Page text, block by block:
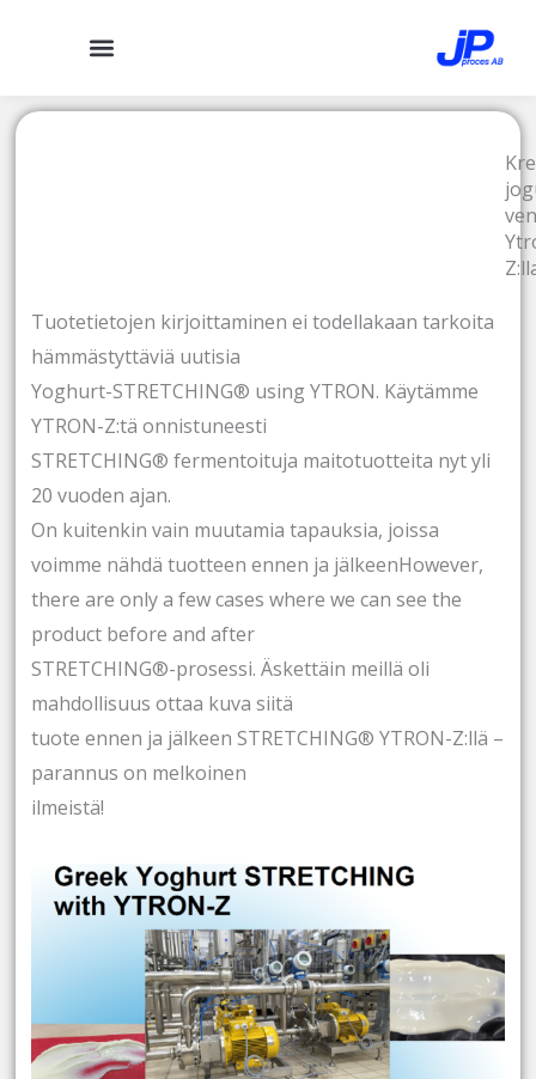
Tuotetietojen kirjoittaminen ei todellakaan tarkoita
hämmästyttäviä uutisia
Yoghurt-STRETCHING® using YTRON. Käytämme
YTRON-Z:tä onnistuneesti
STRETCHING® fermentoituja maitotuotteita nyt yli
20 vuoden ajan.
On kuitenkin vain muutamia tapauksia, joissa
voimme nähdä tuotteen ennen ja jälkeenHowever,
there are only a few cases where we can see the
product before and after
STRETCHING®-prosessi. Äskettäin meillä oli
mahdollisuus ottaa kuva siitä
tuote ennen ja jälkeen STRETCHING® YTRON-Z:llä –
parannus on melkoinen
ilmeistä!